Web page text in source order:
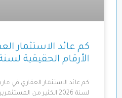
كم عائد الاستثمار
الأرقام الحقيقية لسنة
كم عائد الاستثمار العقاري في
لسنة 2026 الكثير من